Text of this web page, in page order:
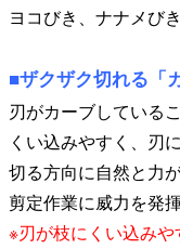
ヨコびき、ナナメび
■ザクザク切れる「
刃がカーブしている
くい込みやすく、刃
切る方向に自然と力
剪定作業に威力を発揮
※刃が枝にくい込み